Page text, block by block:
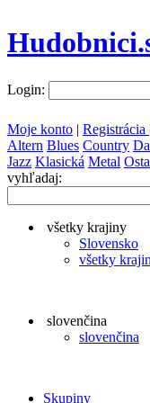
Login:
Moje konto | Registrácia
Altern Blues Country
Jazz Klasická Metal
vyhľadaj:
všetky krajiny
Slovensko
všetky
slovenčina
slovenčina
Skupiny